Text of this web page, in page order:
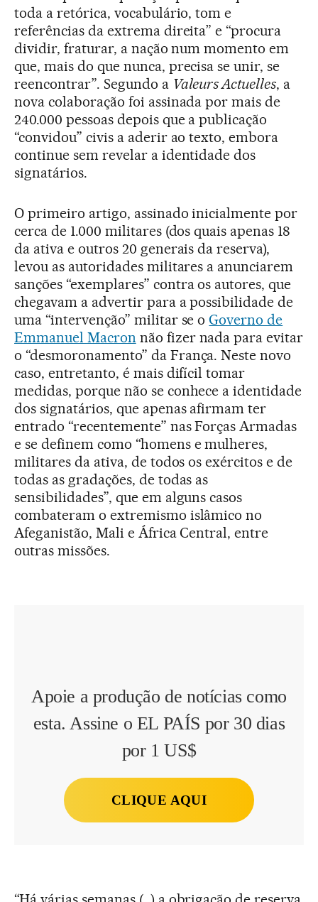
toda a retórica, vocabulário, tom e
referências da extrema direita” e “procura
dividir, fraturar, a nação num momento em
que, mais do que nunca, precisa se unir, se
reencontrar”. Segundo a Valeurs Actuelles, a
nova colaboração foi assinada por mais de
240.000 pessoas depois que a publicação
“convidou” civis a aderir ao texto, embora
continue sem revelar a identidade dos
signatários.
O primeiro artigo, assinado inicialmente por
cerca de 1.000 militares (dos quais apenas 18
da ativa e outros 20 generais da reserva),
levou as autoridades militares a anunciarem
sanções “exemplares” contra os autores, que
chegavam a advertir para a possibilidade de
uma “intervenção” militar se oGoverno de
Emmanuel Macron não fizer nada para evitar
o “desmoronamento” da França. Neste novo
caso, entretanto, é mais difícil tomar
medidas, porque não se conhece a identidade
dos signatários, que apenas afirmam ter
entrado “recentemente” nas Forças Armadas
e se definem como “homens e mulheres,
militares da ativa, de todos os exércitos e de
todas as gradações, de todas as
sensibilidades”, que em alguns casos
combateram o extremismo islâmico no
Afeganistão, Mali e África Central, entre
outras missões.
Apoie a produção de notícias como
esta. Assine o EL PAÍS por 30 dias
por 1 US$
CLIQUE AQUI